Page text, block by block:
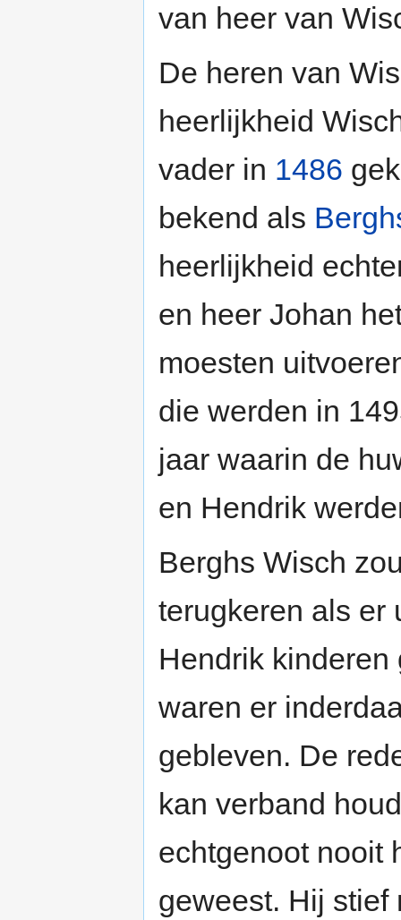
van heer van
De heren van
heerlijkheid
vader in 1486
bekend als
heerlijkheid
en heer Johan
moesten
die werden in
jaar waarin de
en Hendrik
Berghs Wisch
terugkeren als er
Hendrik
waren er
gebleven. De
kan verband
echtgenoot nooit
geweest. Hij